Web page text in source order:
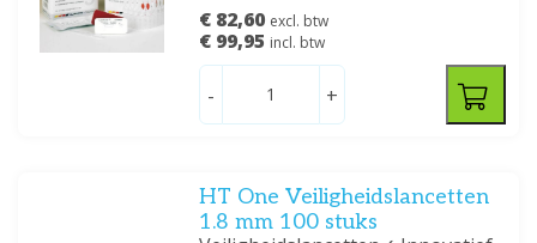
€ 82,60 excl. btw
€ 99,95 incl. btw
- +
HT One Veiligheidslancetten
1.8 mm 100 stuks